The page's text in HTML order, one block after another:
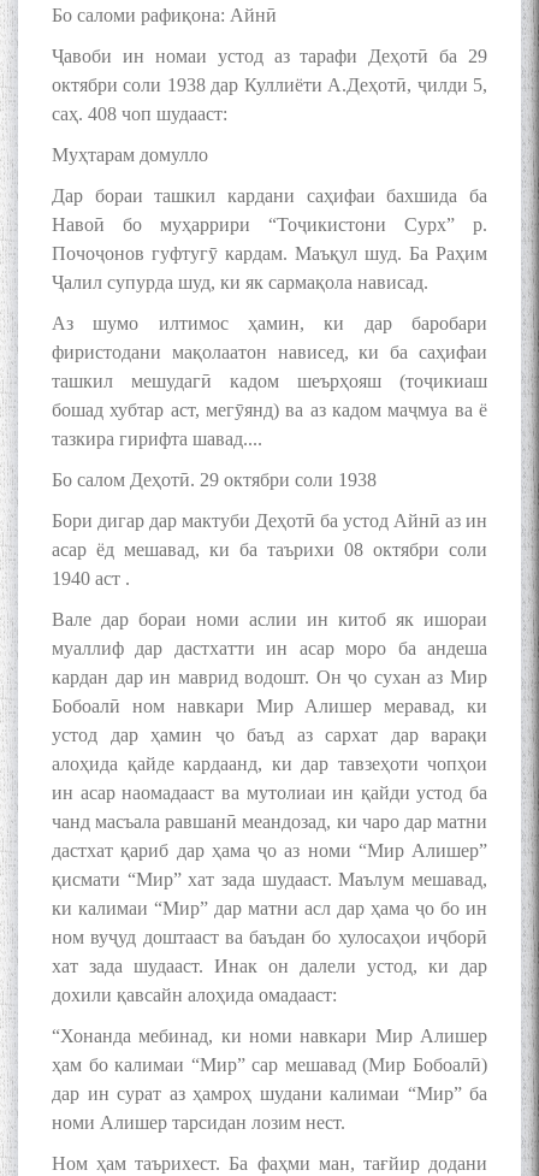
Бо саломи рафиқона: Айнӣ
Ҷавоби ин номаи устод аз тарафи Деҳотӣ ба 29
октябри соли 1938 дар Куллиёти А.Деҳотӣ, ҷилди 5,
саҳ. 408 чоп шудааст:
Муҳтарам домулло
Дар бораи ташкил кардани саҳифаи бахшида ба
Навоӣ бо муҳаррири “Тоҷикистони Сурх” р.
Почоҷонов гуфтугӯ кардам. Маъқул шуд. Ба Раҳим
Ҷалил супурда шуд, ки як сармақола нависад.
Аз шумо илтимос ҳамин, ки дар баробари
фиристодани мақолаатон нависед, ки ба саҳифаи
ташкил мешудагӣ кадом шеърҳояш (тоҷикиаш
бошад хубтар аст, мегӯянд) ва аз кадом маҷмуа ва ё
тазкира гирифта шавад....
Бо салом Деҳотӣ. 29 октябри соли 1938
Бори дигар дар мактуби Деҳотӣ ба устод Айнӣ аз ин
асар ёд мешавад, ки ба таърихи 08 октябри соли
1940 аст .
Вале дар бораи номи аслии ин китоб як ишораи
муаллиф дар дастхатти ин асар моро ба андеша
кардан дар ин маврид водошт. Он ҷо сухан аз Мир
Бобоалӣ ном навкари Мир Алишер меравад, ки
устод дар ҳамин ҷо баъд аз сархат дар варақи
алоҳида қайде кардаанд, ки дар тавзеҳоти чопҳои
ин асар наомадааст ва мутолиаи ин қайди устод ба
чанд масъала равшанӣ меандозад, ки чаро дар матни
дастхат қариб дар ҳама ҷо аз номи “Мир Алишер”
қисмати “Мир” хат зада шудааст. Маълум мешавад,
ки калимаи “Мир” дар матни асл дар ҳама ҷо бо ин
ном вуҷуд доштааст ва баъдан бо хулосаҳои иҷборӣ
хат зада шудааст. Инак он далели устод, ки дар
дохили қавсайн алоҳида омадааст:
“Хонанда мебинад, ки номи навкари Мир Алишер
ҳам бо калимаи “Мир” сар мешавад (Мир Бобоалӣ)
дар ин сурат аз ҳамроҳ шудани калимаи “Мир” ба
номи Алишер тарсидан лозим нест.
Ном ҳам таърихест. Ба фаҳми ман, тағйир додани